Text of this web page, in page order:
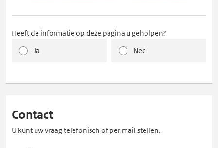
Heeft de informatie op deze pagina u geholpen?
Ja
Nee
Contact
U kunt uw vraag telefonisch of per mail stellen.